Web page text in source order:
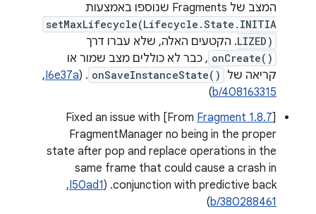
המצב של Fragments שנוספו באמצעות
setMaxLifecycle(Lifecycle.State.INITIA
LIZED). הקטעים האלה, שלא עברו דרך
onCreate() , כבר לא כוללים מצב שמור או
קריאה של
onSaveInstanceState()
. ‫(
I6e37a
, ‏
b/408163315
)
‫[From
Fragment 1.8.7
] Fixed an issue with
FragmentManager no being in the proper
state after pop and replace operations in the
same frame that could cause a crash in
conjunction with predictive back. ‫(
I50ad1
, ‏
b/380288461
)